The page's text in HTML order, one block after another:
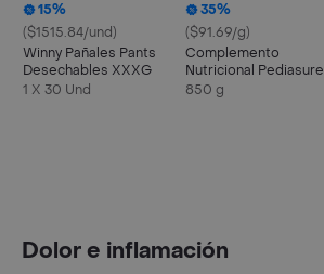
15%
($1515.84/und)
Winny Pañales Pants
Desechables XXXG
1 X 30 Und
35%
($91.69/g)
Complemento
Nutricional Pediasure
Peptigro Vainilla Polvo
850 g
Dolor e inflamación